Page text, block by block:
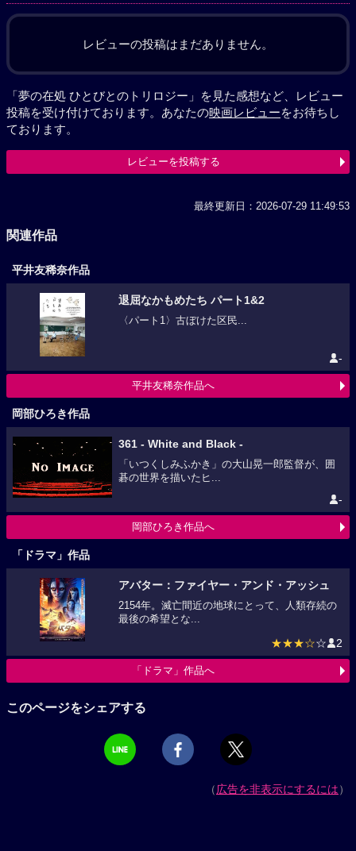
レビューの投稿はまだありません。
「夢の在処 ひとびとのトリロジー」を見た感想など、レビュー
投稿を受け付けております。あなたの映画レビューをお待ちし
ております。
レビューを投稿する
最終更新日：2026-07-29 11:49:53
関連作品
平井友稀奈作品
退屈なかもめたち パート1&2
〈パート1〉古ぼけた区民...
-
平井友稀奈作品へ
岡部ひろき作品
361 - White and Black -
「いつくしみふかき」の大山晃一郎監督が、囲
碁の世界を描いたヒ...
-
岡部ひろき作品へ
「ドラマ」作品
アバター：ファイヤー・アンド・アッシュ
2154年。滅亡間近の地球にとって、人類存続の
最後の希望とな...
★★★☆☆ 2
「ドラマ」作品へ
このページをシェアする
（広告を非表示にするには）